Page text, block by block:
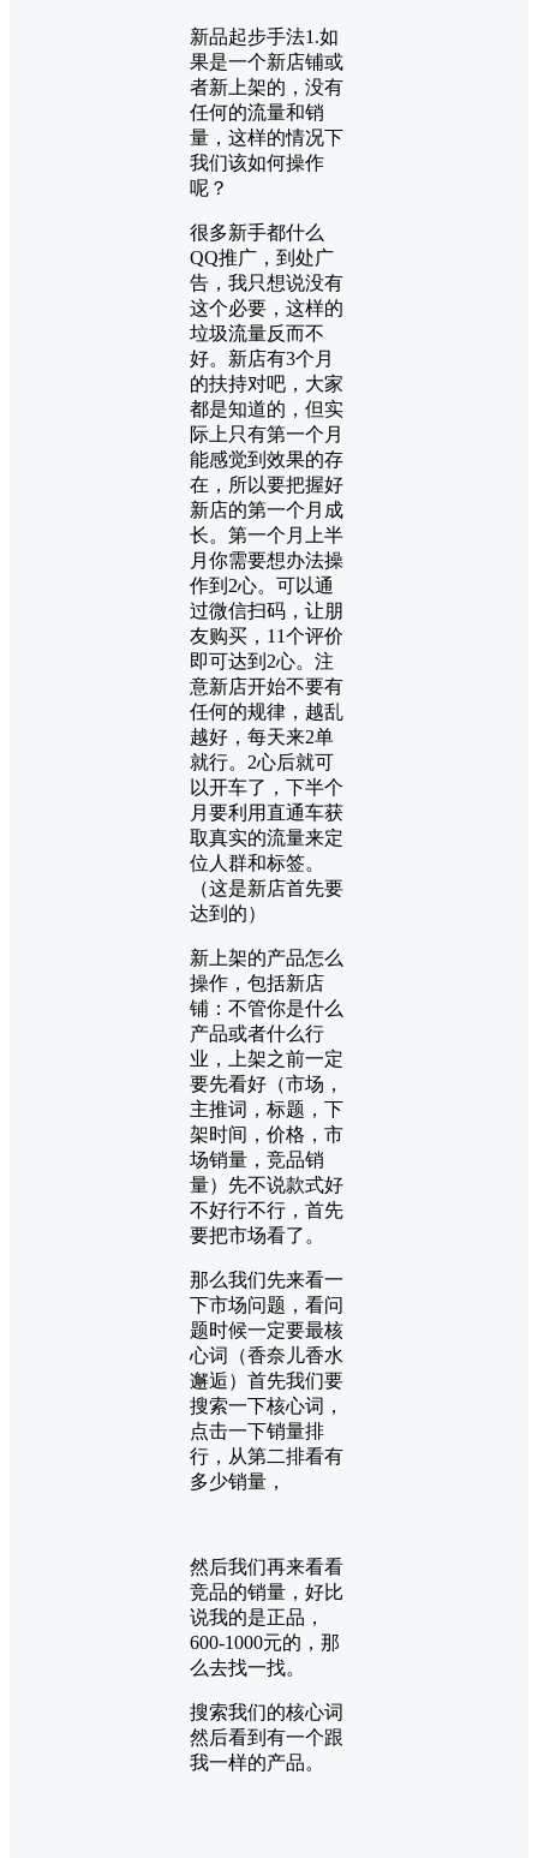
新品起步手法1.如
果是一个新店铺或
者新上架的，没有
任何的流量和销
量，这样的情况下
我们该如何操作
呢？
很多新手都什么
QQ推广，到处广
告，我只想说没有
这个必要，这样的
垃圾流量反而不
好。新店有3个月
的扶持对吧，大家
都是知道的，但实
际上只有第一个月
能感觉到效果的存
在，所以要把握好
新店的第一个月成
长。第一个月上半
月你需要想办法操
作到2心。可以通
过微信扫码，让朋
友购买，11个评价
即可达到2心。注
意新店开始不要有
任何的规律，越乱
越好，每天来2单
就行。2心后就可
以开车了，下半个
月要利用直通车获
取真实的流量来定
位人群和标签。
（这是新店首先要
达到的）
新上架的产品怎么
操作，包括新店
铺：不管你是什么
产品或者什么行
业，上架之前一定
要先看好（市场，
主推词，标题，下
架时间，价格，市
场销量，竞品销
量）先不说款式好
不好行不行，首先
要把市场看了。
那么我们先来看一
下市场问题，看问
题时候一定要最核
心词（香奈儿香水
邂逅）首先我们要
搜索一下核心词，
点击一下销量排
行，从第二排看有
多少销量，
然后我们再来看看
竞品的销量，好比
说我的是正品，
600-1000元的，那
么去找一找。
搜索我们的核心词
然后看到有一个跟
我一样的产品。